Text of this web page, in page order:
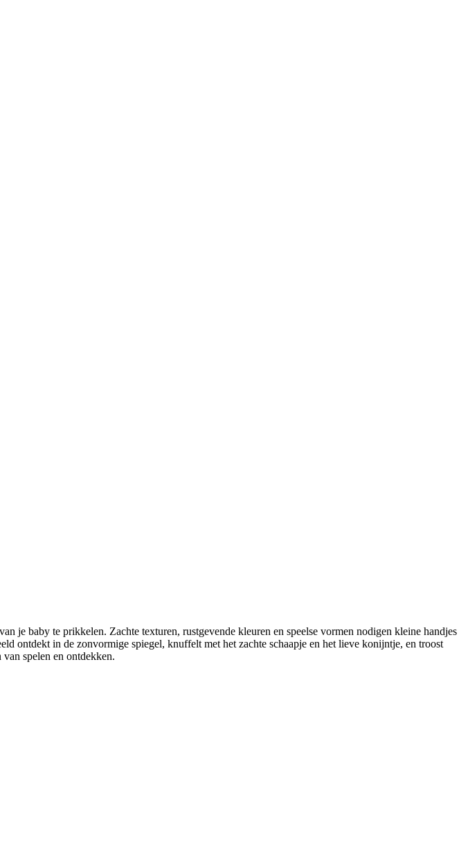
je baby te prikkelen. Zachte texturen, rustgevende kleuren en speelse vormen nodigen kleine handjes
ontdekt in de zonvormige spiegel, knuffelt met het zachte schaapje en het lieve konijntje, en troost
spelen en ontdekken.